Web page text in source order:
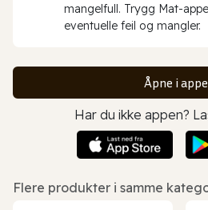
mangelfull. Trygg Mat-
eventuelle feil og mangler.
Åpne i
Har du ikke appen?
Flere produkter i samme